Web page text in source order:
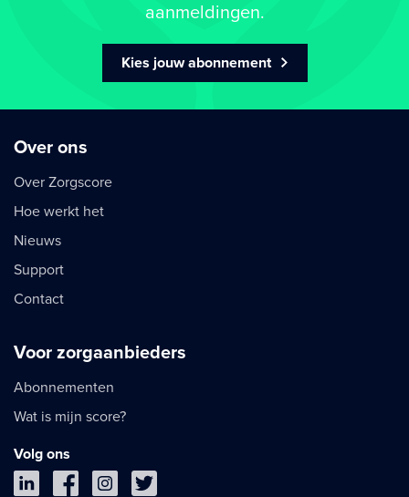
aanmeldingen.
Kies jouw abonnement
Over ons
Over Zorgscore
Hoe werkt het
Nieuws
Support
Contact
Voor zorgaanbieders
Abonnementen
Wat is mijn score?
Volg ons